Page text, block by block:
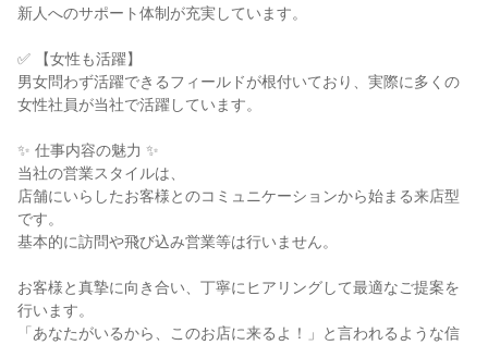
新人へのサポート体制が充実しています。
✅ 【女性も活躍】
男女問わず活躍できるフィールドが根付いており、実際に多くの
女性社員が当社で活躍しています。
✨ 仕事内容の魅力 ✨
当社の営業スタイルは、
店舗にいらしたお客様とのコミュニケーションから始まる来店型
です。
基本的に訪問や飛び込み営業等は行いません。
お客様と真摯に向き合い、丁寧にヒアリングして最適なご提案を
行います。
「あなたがいるから、このお店に来るよ！」と言われるような信